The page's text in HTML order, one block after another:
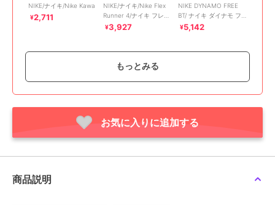
NIKE/ナイキ/Nike Kawa
¥2,711
NIKE/ナイキ/Nike Flex
Runner 4/ナイキ フレッ
クス ランナー 4
¥3,927
NIKE DYNAMO FREE
BT/ ナイキ ダイナモ フ
リー/ベビー/スリッポン
¥5,142
ナイキ
Sunray Protect 4
期間限定SALE
ナイキ
BT/ ナイキ ダイナモ フ
期間限定SALE
ナイキ
PLUS 2 NN PS/フレック
もっとみる
お気に入りに追加する
商品説明